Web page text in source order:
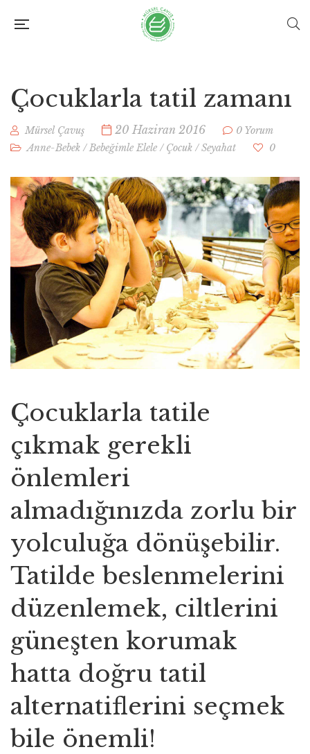
Çocuklarla tatil zamanı
Mürsel Çavuş 20 Haziran 2016
0 Yorum
Anne-Bebek /Bebeğimle Elele / Çocuk /Seyahat 0
Çocuklarla tatile
çıkmak gerekli
önlemleri
almadığınızda zorlu bir
yolculuğa dönüşebilir.
Tatilde beslenmelerini
düzenlemek, ciltlerini
güneşten korumak
hatta doğru tatil
alternatiflerini seçmek
bile önemli!